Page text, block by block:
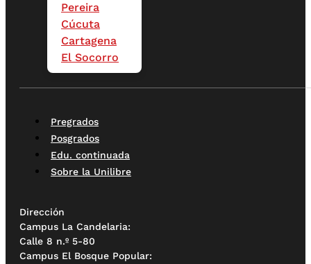
Pereira
Cúcuta
Cartagena
El Socorro
Pregrados
Posgrados
Edu. continuada
Sobre la Unilibre
Dirección
Campus La Candelaria:
Calle 8 n.º 5-80
Campus El Bosque Popular: